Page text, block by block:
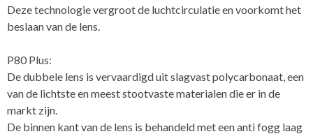
Deze technologie vergroot de luchtcirculatie en voorkomt het
beslaan van de lens.
P80 Plus:
De dubbele lens is vervaardigd uit slagvast polycarbonaat, een
van de lichtste en meest stootvaste materialen die er in de
markt zijn.
De binnen kant van de lens is behandeld met een anti fogg laag